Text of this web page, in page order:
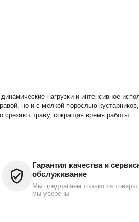
нагрузки и интенсивное
но и с мелкой порослью
срезают траву, сокращая время работы.
Гарантия качества и
обслуживание
Мы предлагаем только те
мы уверены